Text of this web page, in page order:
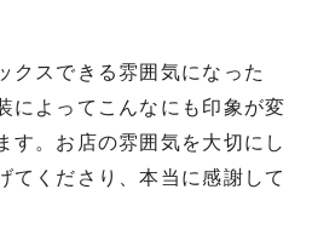
クスできる雰囲気になった
によってこんなにも印象が変
す。お店の雰囲気を大切にし
てくださり、本当に感謝して